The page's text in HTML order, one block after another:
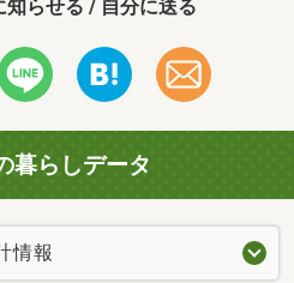
知らせる / 自分に送る
暮らしデータ
情報